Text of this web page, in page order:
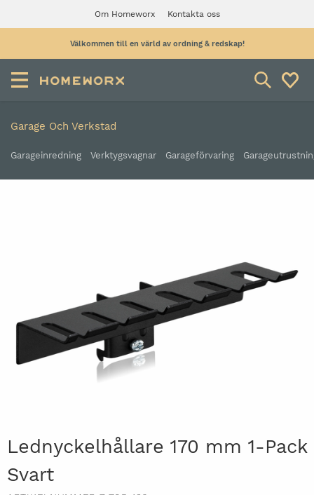
Om Homeworx Kontakta oss
Välkommen till en värld av ordning & redskap!
Garage Och Verkstad
Garageinredning Verktygsvagnar Garageförvaring
Lednyckelhållare 170 mm 1-Pack
Svart